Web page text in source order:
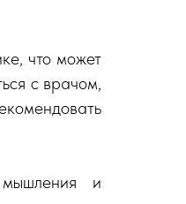
что может
с врачом,
мышления и